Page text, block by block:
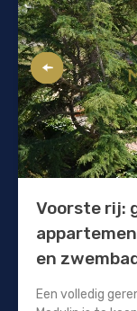
Voorste rij:
en
Een volledig